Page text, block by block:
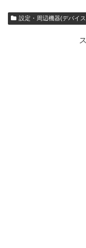
設定・周辺機器(デバイ